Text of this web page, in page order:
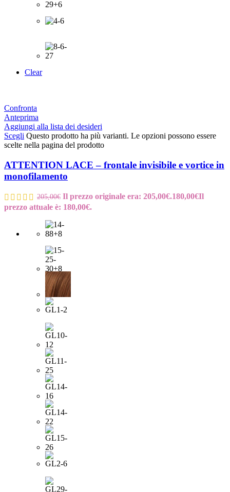
Clear
Confronta
Anteprima
Aggiungi alla lista dei desideri
Scegli Questo prodotto ha più varianti. Le opzioni possono essere
scelte nella pagina del prodotto
ATTENTION LACE – frontale invisibile e vortice in
monofilamento
205,00€ Il prezzo originale era: 205,00€.180,00€Il
prezzo attuale è: 180,00€.